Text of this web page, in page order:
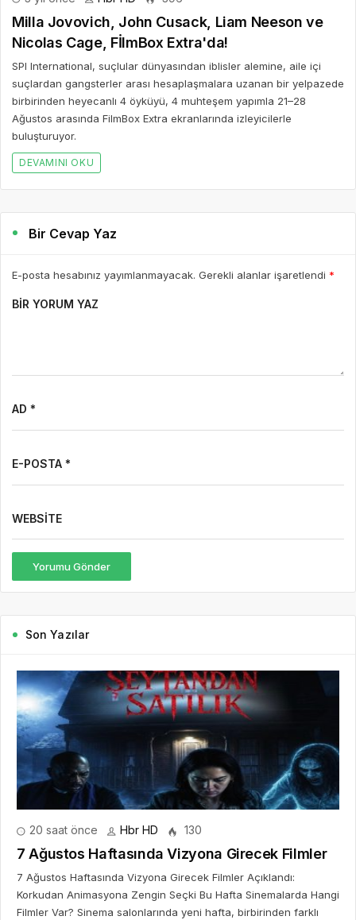
Milla Jovovich, John Cusack, Liam Neeson ve
Nicolas Cage, FİlmBox Extra'da!
SPI International, suçlular dünyasından iblisler alemine, aile içi
suçlardan gangsterler arası hesaplaşmalara uzanan bir yelpazede
birbirinden heyecanlı 4 öyküyü, 4 muhteşem yapımla 21–28
Ağustos arasında FilmBox Extra ekranlarında izleyicilerle
buluşturuyor.
DEVAMINI OKU
Bir Cevap Yaz
E-posta hesabınız yayımlanmayacak. Gerekli alanlar işaretlendi *
BIR YORUM YAZ
AD *
E-POSTA *
WEBSITE
Yorumu Gönder
Son Yazılar
20 saat önce Hbr HD 130
7 Ağustos Haftasında Vizyona Girecek Filmler
7 Ağustos Haftasında Vizyona Girecek Filmler Açıklandı:
Korkudan Animasyona Zengin Seçki Bu Hafta Sinemalarda Hangi
Filmler Var? Sinema salonlarında yeni hafta, birbirinden farklı